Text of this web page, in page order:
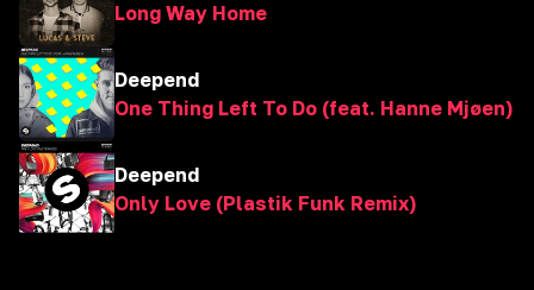
Long Way Home
Deepend
One Thing Left To Do (feat. Hanne Mjøen)
Deepend
Only Love (Plastik Funk Remix)